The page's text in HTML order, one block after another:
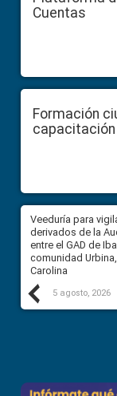
Cuentas
Formación
capacitación
Veeduría para
derivados de la
entre el GAD de
comunidad
Carolina
5 agosto, 2026